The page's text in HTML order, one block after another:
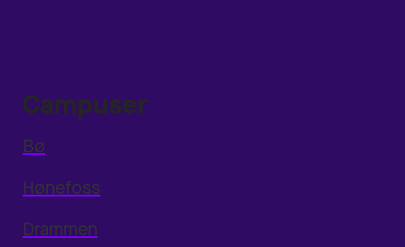
Campuser
Bø
Hønefoss
Drammen